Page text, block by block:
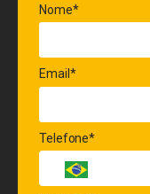
Nome*
Email*
Telefone*